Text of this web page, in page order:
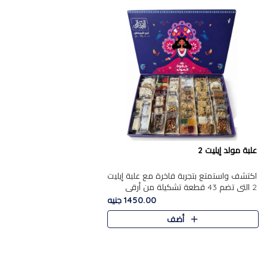
علبة مولد إيليت 2
اكتشف واستمتع بتجربة فاخرة مع علبة إيليت
2 التي تضم 43 قطعة تشكيلة من أرقى
حلويات المولد الشرقية المصرية الأصيلة
,معروضة بشكل جميل في علبة أ..
1450.00 جنيه
أضف